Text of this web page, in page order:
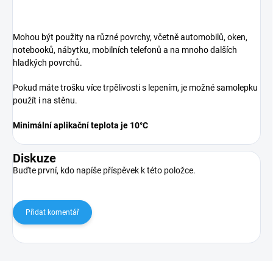
Mohou být použity na různé povrchy, včetně automobilů, oken,
notebooků, nábytku, mobilních telefonů a na mnoho dalších
hladkých povrchů.
Pokud máte trošku více trpělivosti s lepením, je možné samolepku
použít i na stěnu.
Minimální aplikační teplota je 10°C
Diskuze
Buďte první, kdo napíše příspěvek k této položce.
Přidat komentář